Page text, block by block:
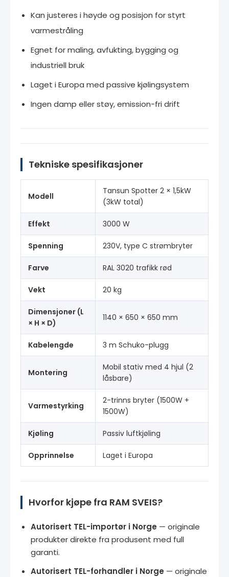
Kan justeres i høyde og posisjon for styrt
varmestråling
Egnet for maling, avfukting, bygging og
industriell bruk
Laget i Europa med passive kjølingsystem
Ingen damp eller støy, emission-fri drift
Tekniske spesifikasjoner
Modell
Tansun Spotter 2 × 1,5kW
(3kW total)
Effekt 3000 W
Spenning 230V, type C strømbryter
Farve RAL 3020 trafikk rød
Vekt 20 kg
Dimensjoner (L
× H × D)
1140 × 650 × 650 mm
Kabelengde 3 m Schuko-plugg
Montering
Mobil stativ med 4 hjul (2
låsbare)
Varmestyrking
2-trinns bryter (1500W +
1500W)
Kjøling Passiv luftkjøling
Opprinnelse Laget i Europa
Hvorfor kjøpe fra RAM SVEIS?
Autorisert TEL-importør i Norge — originale
produkter direkte fra produsent med full
garanti.
Autorisert TEL-forhandler i Norge — originale